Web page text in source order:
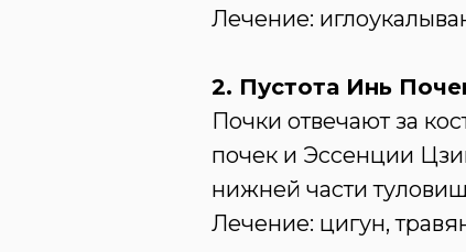
Лечение:
2. Пустота Инь
Почки отвечают за
почек и Эссенции
нижней части
Лечение: цигун,